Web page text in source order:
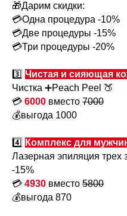
🎁Дарим скидки:
💳Одна процедура -10%
💳Две процедуры -15%
💳Три процедуры -20%
3️⃣ Чистая и сияющая
Чистка ➕Peach Peel 🍑
💳 6000 вместо 7000
💰выгода 1000
4️⃣ Комплекс для
Лазерная эпиляция трех
-15%
💳 4930 вместо 5800
💰выгода 870